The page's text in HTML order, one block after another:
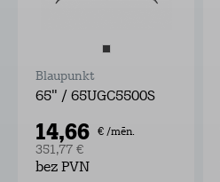
Blaupunkt
65" / 65UGC5500S
14,66 € /mēn.
351,77 €
bez PVN